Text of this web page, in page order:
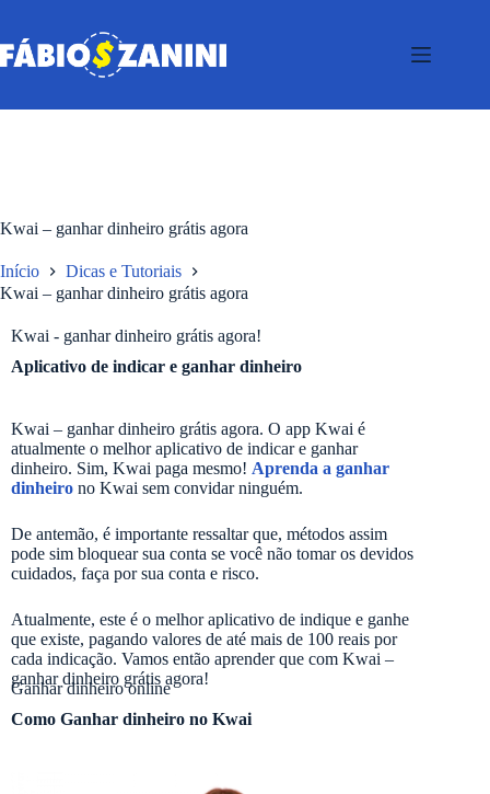
Kwai – ganhar dinheiro grátis agora
Início
Dicas e Tutoriais
Kwai – ganhar dinheiro grátis agora
Aplicativo de indicar e ganhar dinheiro
Kwai - ganhar dinheiro grátis agora!
Kwai – ganhar dinheiro grátis agora. O app Kwai é
atualmente o melhor aplicativo de indicar e ganhar
dinheiro. Sim, Kwai paga mesmo! Aprenda a ganhar
dinheiro no Kwai sem convidar ninguém.
De antemão, é importante ressaltar que, métodos assim
pode sim bloquear sua conta se você não tomar os devidos
cuidados, faça por sua conta e risco.
Atualmente, este é o melhor aplicativo de indique e ganhe
que existe, pagando valores de até mais de 100 reais por
cada indicação. Vamos então aprender que com Kwai –
ganhar dinheiro grátis agora!
Como Ganhar dinheiro no Kwai
Ganhar dinheiro online